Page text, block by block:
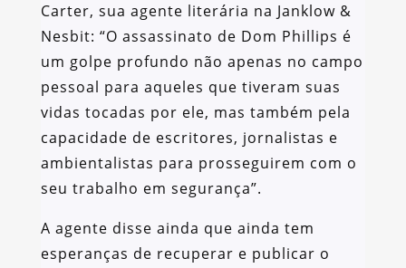
Carter, sua agente literária na Janklow &
Nesbit: “O assassinato de Dom Phillips é
um golpe profundo não apenas no campo
pessoal para aqueles que tiveram suas
vidas tocadas por ele, mas também pela
capacidade de escritores, jornalistas e
ambientalistas para prosseguirem com o
seu trabalho em segurança”.
A agente disse ainda que ainda tem
esperanças de recuperar e publicar o